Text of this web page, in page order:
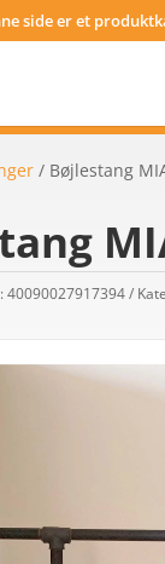
side er et
/ Bøjlestang
40090027917394